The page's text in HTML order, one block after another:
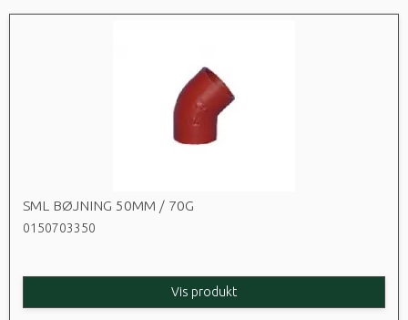
SML BØJNING 50MM / 70G
0150703350
Vis produkt